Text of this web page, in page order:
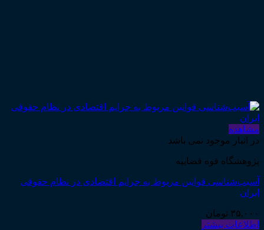
مشاهده
در انبار موجود نمی باشد
پژوهشگاه قوه قضاییه
آسیب‌شناسی قوانین مربوط به جرایم اقتصادی در نظام حقوقی
ایران
۳۵,۰۰۰ تومان
اطلاعات بیشتر